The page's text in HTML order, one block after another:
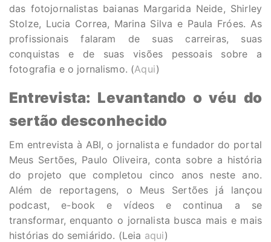
das fotojornalistas baianas Margarida Neide, Shirley
Stolze, Lucia Correa, Marina Silva e Paula Fróes. As
profissionais falaram de suas carreiras, suas
conquistas e de suas visões pessoais sobre a
fotografia e o jornalismo. (Aqui)
Entrevista: Levantando o véu do
sertão desconhecido
Em entrevista à ABI, o jornalista e fundador do portal
Meus Sertões, Paulo Oliveira, conta sobre a história
do projeto que completou cinco anos neste ano.
Além de reportagens, o Meus Sertões já lançou
podcast, e-book e vídeos e continua a se
transformar, enquanto o jornalista busca mais e mais
histórias do semiárido. (Leia aqui)